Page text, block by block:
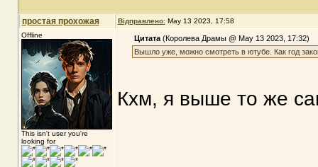
простая прохожая Відправлено: May 13 2023, 17:58
Offline
This isn't user you're
looking for
Цитата(Королева Драмы @ May 13 2023, 17:32)
Вышло уже, можно смотреть в ютубе. Как год
Кхм, я выше то же